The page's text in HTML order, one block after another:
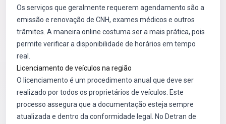
Os serviços que geralmente requerem agendamento são a
emissão e renovação de CNH, exames médicos e outros
trâmites. A maneira online costuma ser a mais prática, pois
permite verificar a disponibilidade de horários em tempo
real.
Licenciamento de veículos na região
O licenciamento é um procedimento anual que deve ser
realizado por todos os proprietários de veículos. Este
processo assegura que a documentação esteja sempre
atualizada e dentro da conformidade legal. No Detran de